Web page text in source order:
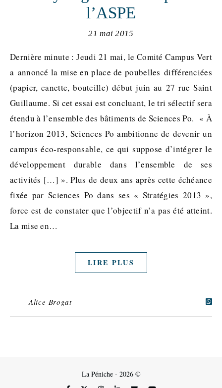
l’ASPE
21 mai 2015
Dernière minute : Jeudi 21 mai, le Comité Campus Vert
a annoncé la mise en place de poubelles différenciées
(papier, canette, bouteille) début juin au 27 rue Saint
Guillaume. Si cet essai est concluant, le tri sélectif sera
étendu à l’ensemble des bâtiments de Sciences Po. « À
l’horizon 2013, Sciences Po ambitionne de devenir un
campus éco-responsable, ce qui suppose d’intégrer le
développement durable dans l’ensemble de ses
activités […] ». Plus de deux ans après cette échéance
fixée par Sciences Po dans ses « Stratégies 2013 »,
force est de constater que l’objectif n’a pas été atteint.
La mise en…
LIRE PLUS
Alice Brogat
La Péniche - 2026 ©